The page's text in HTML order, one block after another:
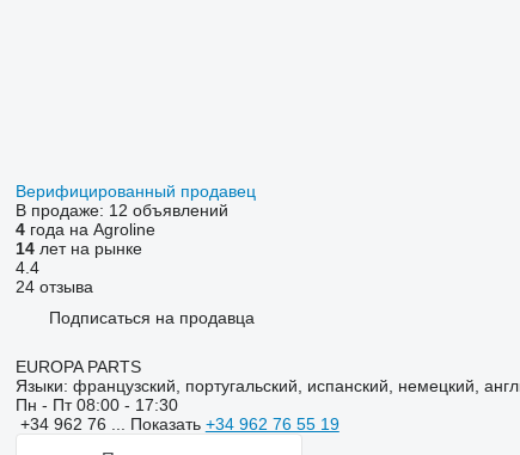
Верифицированный продавец
В продаже: 12 объявлений
4года на Agroline
14лет на рынке
4.4
24 отзыва
Подписаться на продавца
EUROPA PARTS
Языки: французский, португальский, испанский, немецкий,
Пн - Пт08:00 - 17:30
+34 962 76 ... Показать +34 962 76 55 19